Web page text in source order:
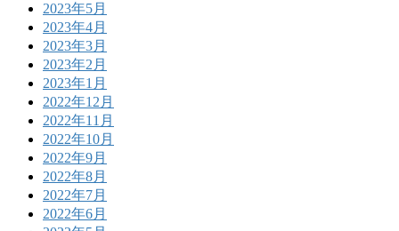
2023年5月
2023年4月
2023年3月
2023年2月
2023年1月
2022年12月
2022年11月
2022年10月
2022年9月
2022年8月
2022年7月
2022年6月